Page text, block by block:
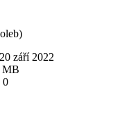
20 září 2022
MB
0